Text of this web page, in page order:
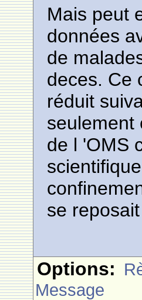
Mais peut
données
de
deces. Ce
réduit
seulement
de l 'OMS
se
Options:
Message